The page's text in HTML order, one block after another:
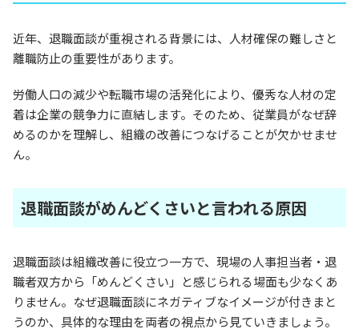
近年、退職面談が重視される背景には、人材確保の難しさと
離職防止の重要性があります。
労働人口の減少や転職市場の活発化により、優秀な人材の定
着は企業の競争力に直結します。そのため、従業員がなぜ辞
めるのかを理解し、組織の改善につなげることが欠かせませ
ん。
退職面談がめんどくさいと言われる原因
退職面談は組織改善に役立つ一方で、現場の人事担当者・退
職者双方から「めんどくさい」と感じられる場面も少なくあ
りません。なぜ退職面談にネガティブなイメージが付きまと
うのか、具体的な理由を両者の視点から見ていきましょう。